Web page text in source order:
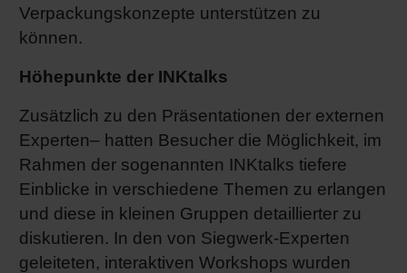
Verpackungskonzepte unterstützen zu
können.
Höhepunkte der INKtalks
Zusätzlich zu den Präsentationen der externen
Experten– hatten Besucher die Möglichkeit, im
Rahmen der sogenannten INKtalks tiefere
Einblicke in verschiedene Themen zu erlangen
und diese in kleinen Gruppen detaillierter zu
diskutieren. In den von Siegwerk-Experten
geleiteten, interaktiven Workshops wurden